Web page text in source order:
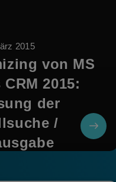
2015
von MS
2015:
der
/